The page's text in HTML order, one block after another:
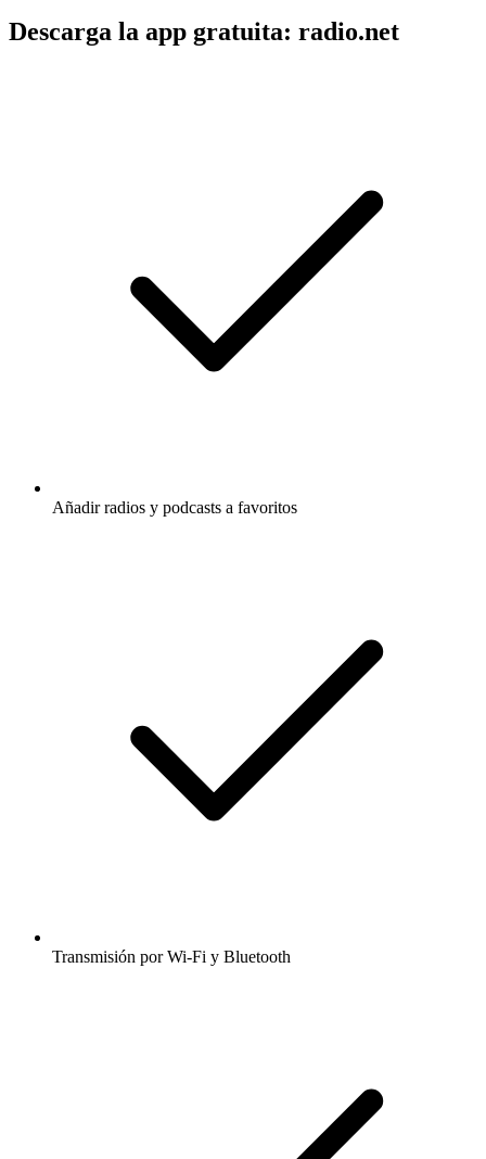
Descarga la app gratuita: radio.net
Añadir radios y podcasts a favoritos
Transmisión por Wi-Fi y Bluetooth